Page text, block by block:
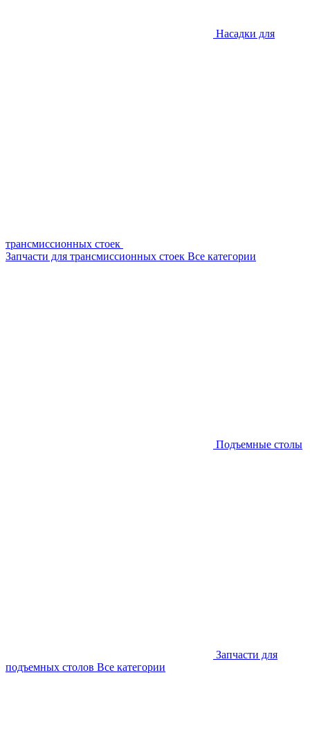
Насадки для
трансмиссионных стоек
Запчасти для трансмиссионных стоек Все категории
Подъемные столы
Запчасти для
подъемных столов Все категории